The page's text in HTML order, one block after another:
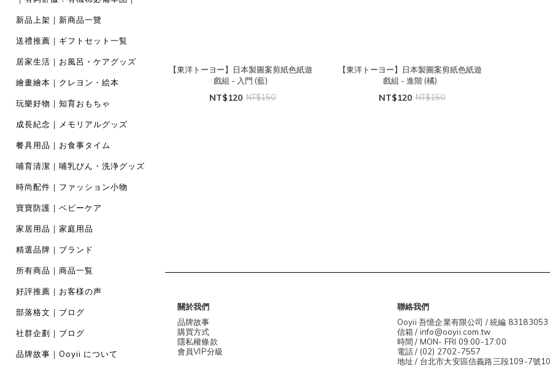
新品上架｜新商品一覽
送禮推薦｜ギフトセット一覧
居家生活｜お風呂・ケアグッズ
繪畫繪本｜クレヨン・絵本
玩樂好物｜知育おもちゃ
成長紀念｜メモリアルグッズ
餐具用品｜お食事タイム
哺育清潔｜哺乳びん・洗浄グッズ
時尚配件｜ファッション小物
寶寶防護｜ベビーケア
家居用品｜家庭用品
精選品牌｜ブランド
所有商品｜商品一覧
好評推薦｜お客様の声
部落格文｜ブログ
社群企劃｜ブログ
品牌故事｜Ooyii について
【東洋トーヨー】日本製圖案剪紙色紙遊
戲組 - 入門 (藍)
NT$120 NT$150
【東洋トーヨー】日本製圖案剪紙色紙遊
戲組 - 進階 (橘)
NT$120 NT$150
關於我們
品牌故事
購買方式
隱私權條款
會員VIP分級
聯絡我們
Ooyii 吾憶企業有限公司 / 統編 83183053
信箱 / info@ooyii.com.tw
時間 / MON- FRI 09:00-17:00
電話 / (02) 2702-7557
地址 / 台北市大安區信義路三段109-7號